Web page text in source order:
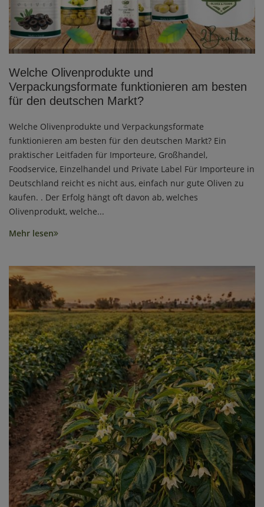
Welche Olivenprodukte und
Verpackungsformate funktionieren am besten
für den deutschen Markt?
Welche Olivenprodukte und Verpackungsformate
funktionieren am besten für den deutschen Markt? Ein
praktischer Leitfaden für Importeure, Großhandel,
Foodservice, Einzelhandel und Private Label Für Importeure in
Deutschland reicht es nicht aus, einfach nur gute Oliven zu
kaufen. . Der Erfolg hängt oft davon ab, welches
Olivenprodukt, welche...
Mehr lesen